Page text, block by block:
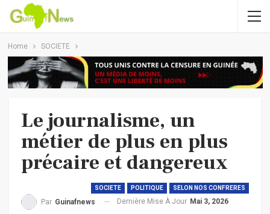
Home SOCIETE
Le journalisme, un
métier de plus en plus
précaire et dangereux
SOCIETE POLITIQUE SELON NOS CONFRERES
Par Guinafnews Dernière Mise À Jour Mai 3, 2026